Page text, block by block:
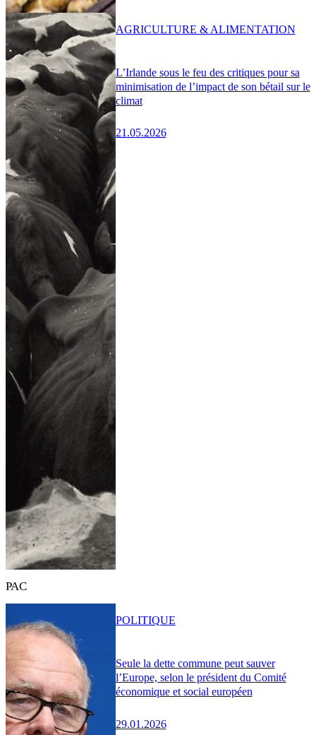
L’Irlande sous le feu des critiques pour sa
minimisation de l’impact de son bétail sur le
climat
21.05.2026
AGRICULTURE & ALIMENTATION
PAC
Seule la dette commune peut sauver
l’Europe, selon le président du Comité
économique et social européen
29.01.2026
POLITIQUE